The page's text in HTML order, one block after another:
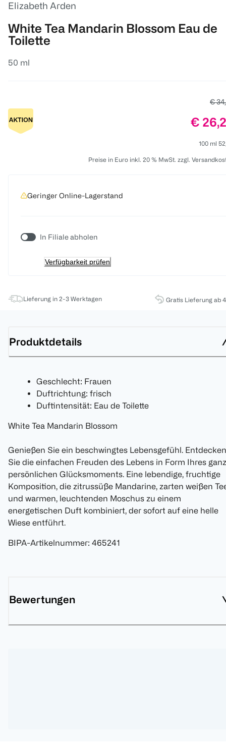
Elizabeth Arden
White Tea Mandarin Blossom Eau de
Toilette
50 ml
€
Preis:
€
100 ml
Preise in Euro inkl. 20 % MwSt. zzgl.
Geringer Online-Lagerstand
In Filiale abholen
Verfügbarkeit prüfen
Lieferung in 2-3 Werktagen Gratis Lieferung ab
Produktdetails
Geschlecht: Frauen
Duftrichtung: frisch
Duftintensität: Eau de Toilette
White Tea Mandarin Blossom
Genießen Sie ein beschwingtes Lebensgefühl. Entdecken
Sie die einfachen Freuden des Lebens in Form Ihres ganz
persönlichen Glücksmoments. Eine lebendige, fruchtige
Komposition, die zitrussüße Mandarine, zarten weißen
und warmen, leuchtenden Moschus zu einem
energetischen Duft kombiniert, der sofort auf eine helle
Wiese entführt.
BIPA-Artikelnummer: 465241
Bewertungen